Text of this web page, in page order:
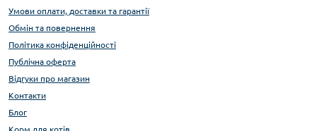
Умови оплати, доставки та гарантії
Обмін та повернення
Політика конфіденційності
Публічна оферта
Відгуки про магазин
Контакти
Блог